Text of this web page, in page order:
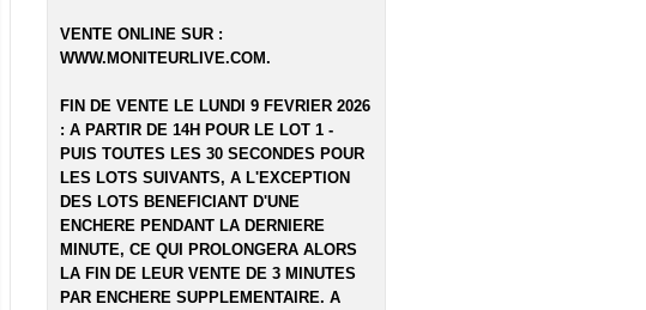
VENTE ONLINE SUR :
WWW.MONITEURLIVE.COM.
FIN DE VENTE LE LUNDI 9 FEVRIER 2026
: A PARTIR DE 14H POUR LE LOT 1 -
PUIS TOUTES LES 30 SECONDES POUR
LES LOTS SUIVANTS, A L'EXCEPTION
DES LOTS BENEFICIANT D'UNE
ENCHERE PENDANT LA DERNIERE
MINUTE, CE QUI PROLONGERA ALORS
LA FIN DE LEUR VENTE DE 3 MINUTES
PAR ENCHERE SUPPLEMENTAIRE. A